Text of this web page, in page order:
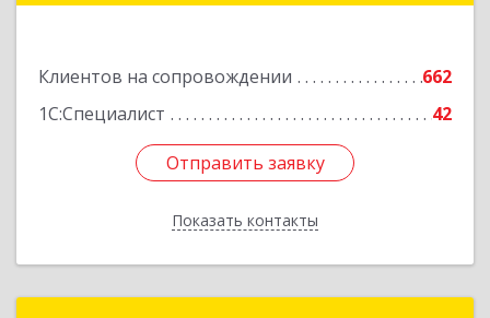
Клиентов на сопровождении
662
1С:Специалист
42
Отправить заявку
Показать контакты
Отправить заявку
Назад